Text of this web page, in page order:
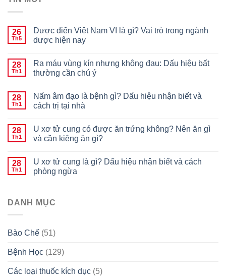
26
Th5
Dược điển Việt Nam VI là gì? Vai trò trong ngành
dược hiện nay
28
Th1
Ra máu vùng kín nhưng không đau: Dấu hiệu bất
thường cần chú ý
28
Th1
Nấm âm đạo là bệnh gì? Dấu hiệu nhận biết và
cách trị tại nhà
28
Th1
U xơ tử cung có được ăn trứng không? Nên ăn gì
và cần kiêng ăn gì?
28
Th1
U xơ tử cung là gì? Dấu hiệu nhận biết và cách
phòng ngừa
DANH MỤC
Bào Chế (51)
Bệnh Học (129)
Các loại thuốc kích dục (5)